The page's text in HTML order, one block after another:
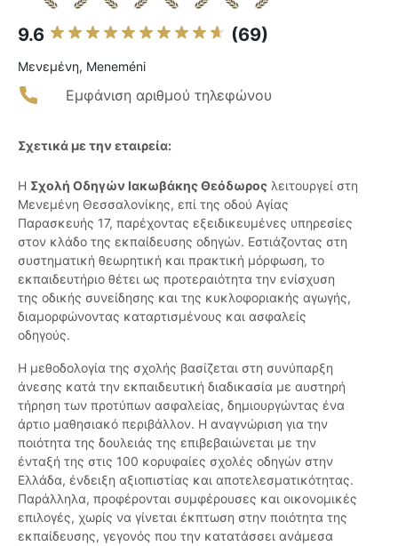
9.6 (69)
Μενεμένη, Meneméni
Εμφάνιση αριθμού τηλεφώνου
Σχετικά με την εταιρεία:
Η Σχολή Οδηγών Ιακωβάκης Θεόδωρος λειτουργεί στη
Μενεμένη Θεσσαλονίκης, επί της οδού Αγίας
Παρασκευής 17, παρέχοντας εξειδικευμένες υπηρεσίες
στον κλάδο της εκπαίδευσης οδηγών. Εστιάζοντας στη
συστηματική θεωρητική και πρακτική μόρφωση, το
εκπαιδευτήριο θέτει ως προτεραιότητα την ενίσχυση
της οδικής συνείδησης και της κυκλοφοριακής αγωγής,
διαμορφώνοντας καταρτισμένους και ασφαλείς
οδηγούς.
Η μεθοδολογία της σχολής βασίζεται στη συνύπαρξη
άνεσης κατά την εκπαιδευτική διαδικασία με αυστηρή
τήρηση των προτύπων ασφαλείας, δημιουργώντας ένα
άρτιο μαθησιακό περιβάλλον. Η αναγνώριση για την
ποιότητα της δουλειάς της επιβεβαιώνεται με την
ένταξή της στις 100 κορυφαίες σχολές οδηγών στην
Ελλάδα, ένδειξη αξιοπιστίας και αποτελεσματικότητας.
Παράλληλα, προφέρονται συμφέρουσες και οικονομικές
επιλογές, χωρίς να γίνεται έκπτωση στην ποιότητα της
εκπαίδευσης, γεγονός που την κατατάσσει ανάμεσα